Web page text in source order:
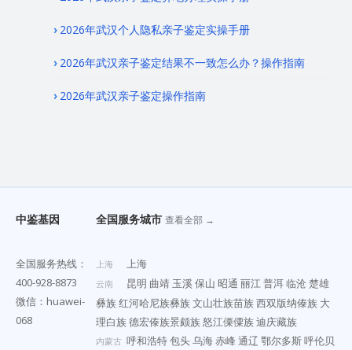
2026年武汉个人隐私亲子鉴定实操手册
2026年武汉亲子鉴定结果不一致怎么办？操作指南
2026年武汉亲子鉴定操作指南
中鉴基因
全国服务热线：
400-928-8873
微信：huawei-
068
全国服务城市 查看全部 →
上海 上海
云南 昆明 曲靖 玉溪保山 昭通 丽江普洱临沧楚雄
彝族红河哈尼族彝族文山壮族苗族西双版纳傣族 大
理白族德宏傣族景颇族怒江傈僳族迪庆藏族
内蒙古 呼和浩特包头乌海赤峰通辽 鄂尔多斯呼伦贝